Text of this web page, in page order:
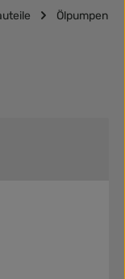
Ölpumpen